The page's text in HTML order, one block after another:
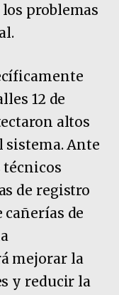
problemas
12 de
altos
sistema. Ante
técnicos
de registro
de
mejorar la
y reducir la